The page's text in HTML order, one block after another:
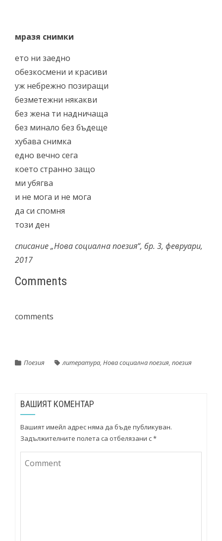
мразя снимки
ето ни заедно
обезкосмени и красиви
уж небрежно позиращи
безметежни някакви
без жена ти надничаща
без минало без бъдеще
хубава снимка
едно вечно сега
което странно защо
ми убягва
и не мога и не мога
да си спомня
този ден
списание „Нова социална поезия“, бр. 3, февруари,
2017
Comments
comments
Поезия литература, Нова социална поезия, поезия
ВАШИЯТ КОМЕНТАР
Вашият имейл адрес няма да бъде публикуван.
Задължителните полета са отбелязани с*